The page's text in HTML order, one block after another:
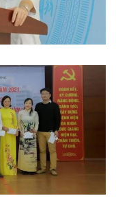
Hoạt động đoàn thể